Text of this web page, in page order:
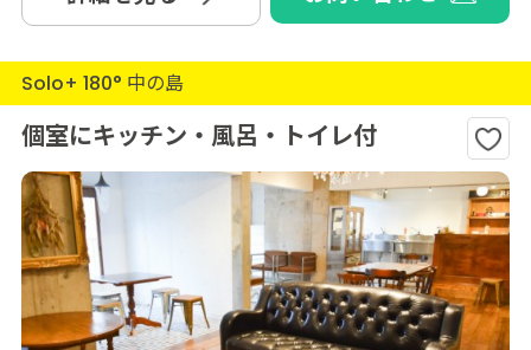
Solo+ 180° 中の島
個室にキッチン・風呂・トイレ付